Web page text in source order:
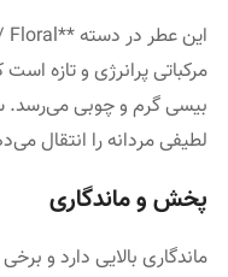
مرکباتی پرانرژی و تازه
بیسی گرم و چوبی می‌رسد.
لطیفی مردانه را انتقال
پخش و ماندگاری